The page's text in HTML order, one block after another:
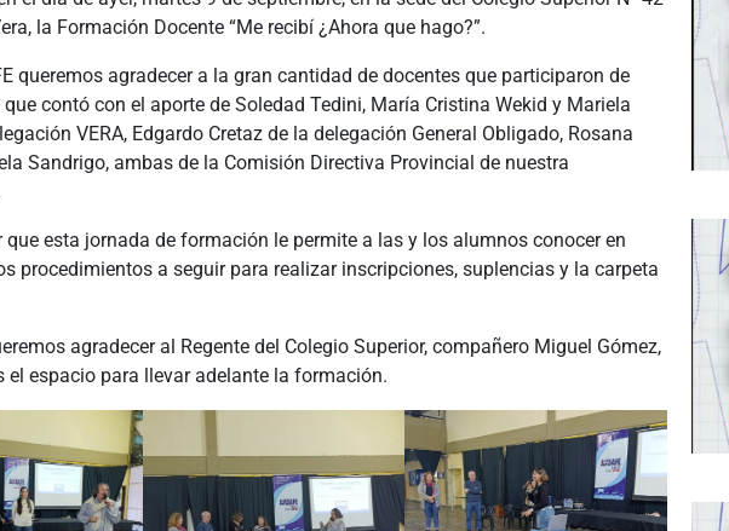
la Formación Docente “Me recibí ¿Ahora que hago?”.
queremos agradecer a la gran cantidad de docentes que participaron de
contó con el aporte de Soledad Tedini, María Cristina Wekid y Mariela
VERA, Edgardo Cretaz de la delegación General Obligado, Rosana
Sandrigo, ambas de la Comisión Directiva Provincial de nuestra
que esta jornada de formación le permite a las y los alumnos conocer en
procedimientos a seguir para realizar inscripciones, suplencias y la carpeta
agradecer al Regente del Colegio Superior, compañero Miguel Gómez,
el espacio para llevar adelante la formación.